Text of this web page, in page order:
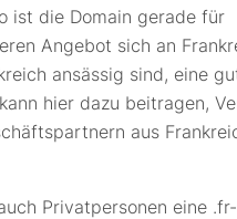
ist die Domain gerade für
Angebot sich an
ansässig sind, eine
hier dazu beitragen,
aus
Privatpersonen eine